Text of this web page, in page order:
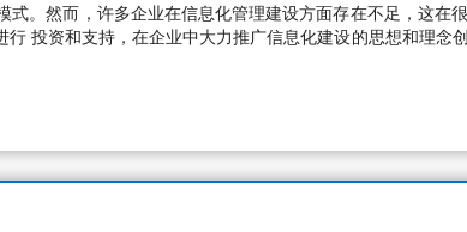
。然而，许多企业在信息化管理建设方面存在不足，这在
投资和支持，在企业中大力推广信息化建设的思想和理念